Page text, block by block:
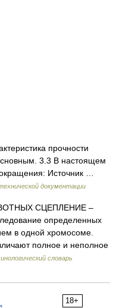
прочности
3.3 В настоящем
Источник …
документации
СЦЕПЛЕНИЕ –
определенных
в одной хромосоме.
полное и неполное
словарь
18+